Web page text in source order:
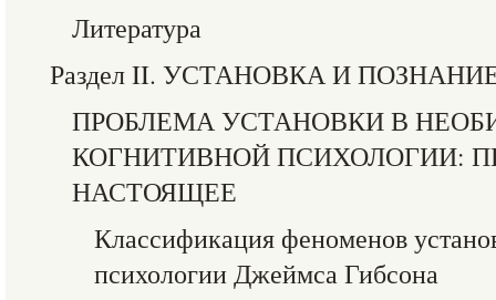
Литература
Раздел II. УСТАНОВКА И
ПРОБЛЕМА УСТАНОВКИ В
КОГНИТИВНОЙ ПСИХОЛОГИИ:
НАСТОЯЩЕЕ
Классификация феноменов
психологии Джеймса Гибсона